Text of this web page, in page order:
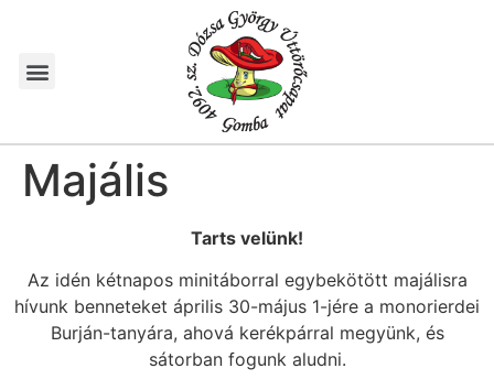
Majális
Tarts velünk!
Az idén kétnapos minitáborral egybekötött majálisra
hívunk benneteket április 30-május 1-jére a monorierdei
Burján-tanyára, ahová kerékpárral megyünk, és
sátorban fogunk aludni.